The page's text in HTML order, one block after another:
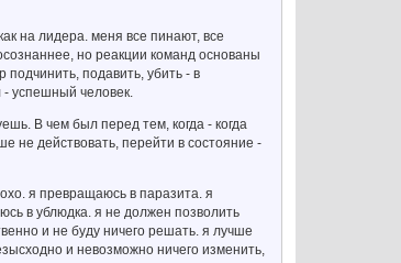
на лидера. меня все пинают, все
но реакции команд основаны
подчинить, подавить, убить - в
- успешный человек.
В чем был перед тем, когда - когда
не действовать, перейти в состояние -
я превращаюсь в паразита. я
в ублюдка. я не должен позволить
и не буду ничего решать. я лучше
и невозможно ничего изменить,